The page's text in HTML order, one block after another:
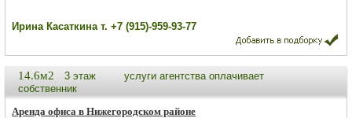
Ирина Касаткина т. +7 (915)-959-93-77
14.6м2 3 этаж
услуги агентства оплачивает
собственник
Аренда офиса в Нижегородском районе